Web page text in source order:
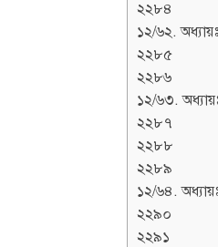
২২৮৪
১২/৬২. অধ্যায়ঃ
২২৮৫
২২৮৬
১২/৬৩.
২২৮৭
২২৮৮
২২৮৯
১২/৬৪.
২২৯০
২২৯১